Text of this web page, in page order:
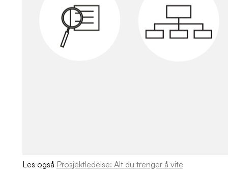
Les også Prosjektledelse: Alt du trenger å vite